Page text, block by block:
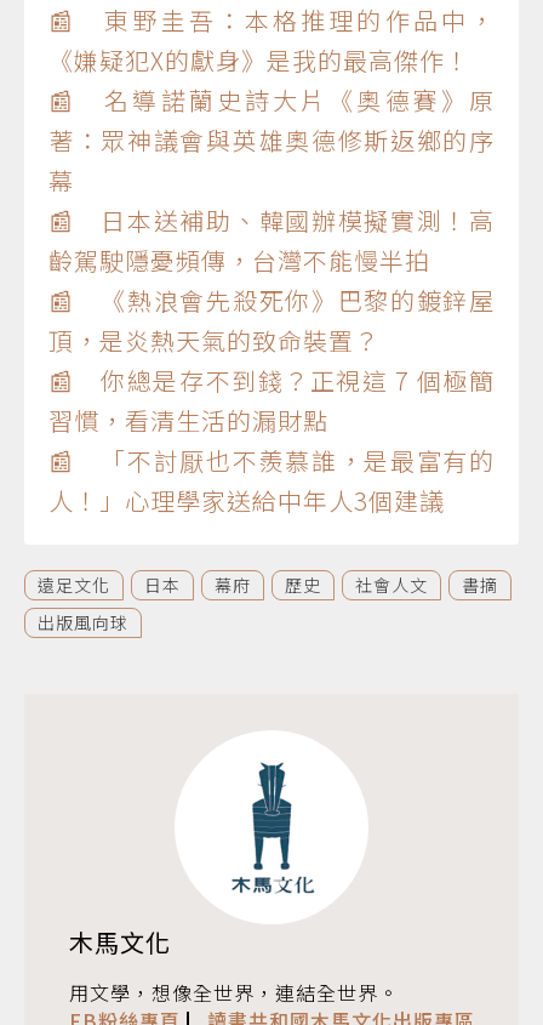
📰 東野圭吾：本格推理的作品中，
《嫌疑犯X的獻身》是我的最高傑作！
📰 名導諾蘭史詩大片《奧德賽》原
著：眾神議會與英雄奧德修斯返鄉的序
幕
📰 日本送補助、韓國辦模擬實測！高
齡駕駛隱憂頻傳，台灣不能慢半拍
📰 《熱浪會先殺死你》巴黎的鍍鋅屋
頂，是炎熱天氣的致命裝置？
📰 你總是存不到錢？正視這 7 個極簡
習慣，看清生活的漏財點
📰 「不討厭也不羨慕誰，是最富有的
人！」心理學家送給中年人3個建議
遠足文化 日本 幕府 歷史 社會人文
書摘
出版風向球
木馬文化
用文學，想像全世界，連結全世界。